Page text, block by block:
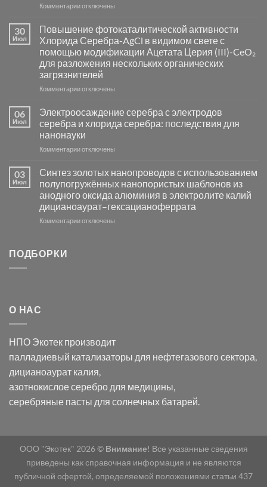
Комментариик
Пламенный
синтез
катализаторов
и
сенсоров
на
основе
группы
отключены
30
Июл
Повышение фотокаталитической активности
Хлорида Серебра-AgCl в видимом свете с
помощью модификации Ацетата Церия (III)-CeO₂
для разложения нескольких органических
загрязнителей
Комментариик
фотокаталитической
активности
Хлорида
Серебра-
в
видимом
свете
с
помощью
модификации
отключены
06
Июл
Электроосаждение серебра с электродов
серебра и хлорида серебра: последствия для
нанонауки
Комментариик
серебра
с
электродов
серебра
и
отключены
03
Июл
Синтез золотых нанопроводов с использованием
полупогружённых нанопористых шаблонов из
анодного оксида алюминия в электролите калий
дицианоаурат–гексацианоферрата
Комментариик
оксида
в
электролите
калий
дицианоаурат–
гексацианоферрата
отключены
ПОДБОРКИ
О НАС
НПО Экотек производит
палладиевый катализаторы для нефтегазового сектора,
дицианоаурат калия,
азотнокислое серебро для медицины,
серебряные пасты для солнечных батарей.
ООО "Экотек" 2026 © Внимание! Все указанные сведения
приведены как справочная информация и не являются
публичной офертой, определяемой положениями статьи 437